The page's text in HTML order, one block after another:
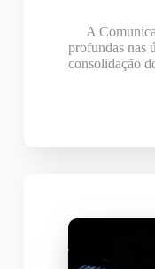
A
profundas nas
consolidação